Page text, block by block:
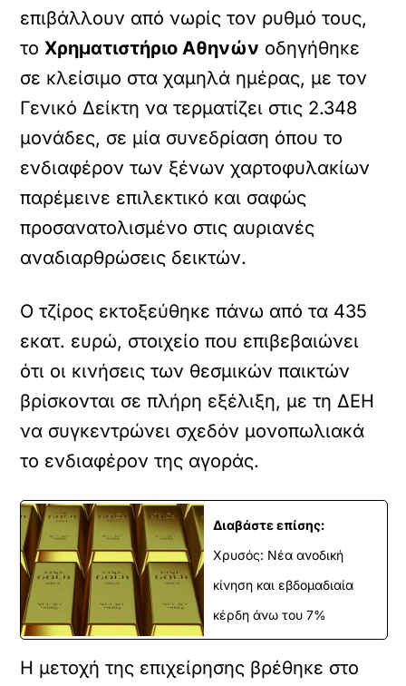
επιβάλλουν από νωρίς τον ρυθμό τους,
τοΧρηματιστήριο Αθηνών οδηγήθηκε
σε κλείσιμο στα χαμηλά ημέρας, με τον
Γενικό Δείκτη να τερματίζει στις 2.348
μονάδες, σε μία συνεδρίαση όπου το
ενδιαφέρον των ξένων χαρτοφυλακίων
παρέμεινε επιλεκτικό και σαφώς
προσανατολισμένο στις αυριανές
αναδιαρθρώσεις δεικτών.
Ο τζίρος εκτοξεύθηκε πάνω από τα 435
εκατ. ευρώ, στοιχείο που επιβεβαιώνει
ότι οι κινήσεις των θεσμικών παικτών
βρίσκονται σε πλήρη εξέλιξη, με τη ΔΕΗ
να συγκεντρώνει σχεδόν μονοπωλιακά
το ενδιαφέρον της αγοράς.
Διαβάστε επίσης:
Χρυσός: Νέα ανοδική
κίνηση και εβδομαδιαία
κέρδη άνω του 7%
Η μετοχή της επιχείρησης βρέθηκε στο